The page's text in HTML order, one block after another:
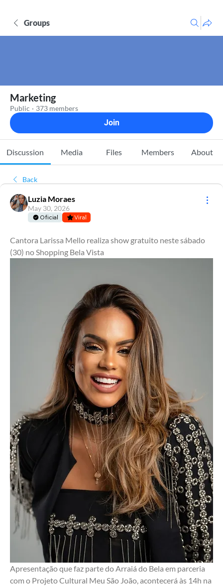
Groups
Marketing
Public · 373 members
Join
Discussion Media Files Members About
Back
Luzia Moraes
May 30, 2026
Oficial Viral
Cantora Larissa Mello realiza show gratuito neste sábado
(30) no Shopping Bela Vista
Apresentação que faz parte do Arraiá do Bela em parceria
com o Projeto Cultural Meu São João, acontecerá às 14h na